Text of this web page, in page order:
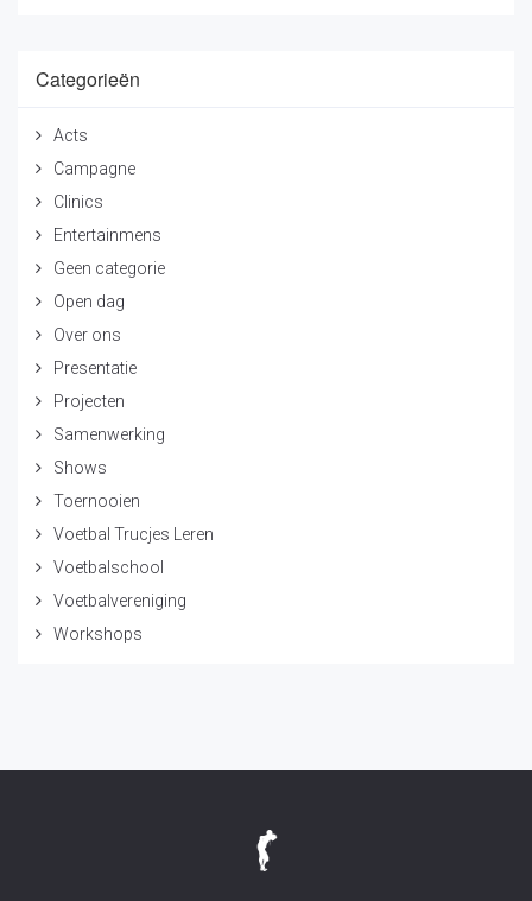
Categorieën
Acts
Campagne
Clinics
Entertainmens
Geen categorie
Open dag
Over ons
Presentatie
Projecten
Samenwerking
Shows
Toernooien
Voetbal Trucjes Leren
Voetbalschool
Voetbalvereniging
Workshops